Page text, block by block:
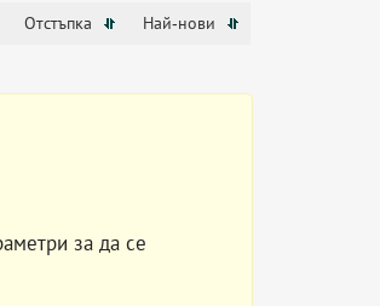
Отстъпка Най-нови
за да се